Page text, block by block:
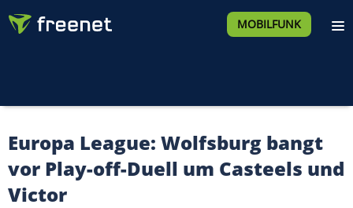
MOBILFUNK
Europa League: Wolfsburg bangt
vor Play-off-Duell um Casteels und
Victor